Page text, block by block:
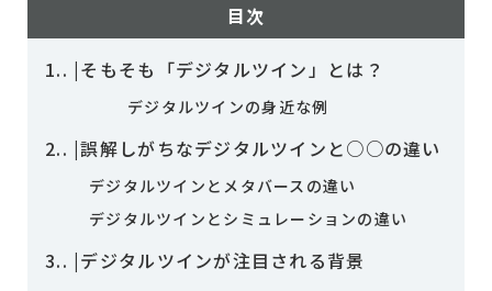
目次
1. |そもそも「デジタルツイン」とは？
デジタルツインの身近な例
2. |誤解しがちなデジタルツインと○○の違い
デジタルツインとメタバースの違い
デジタルツインとシミュレーションの違い
3. |デジタルツインが注目される背景